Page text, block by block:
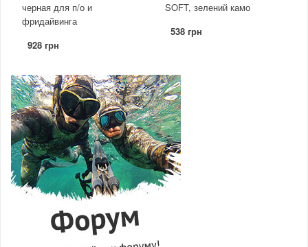
черная для п/о и
фридайвинга
928 грн
SOFT, зелений камо
538 грн